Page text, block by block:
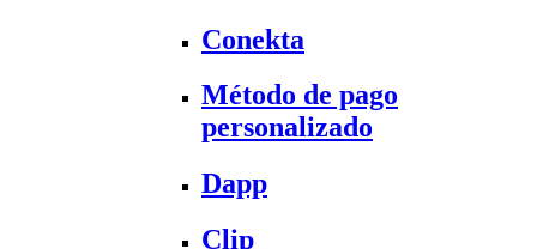
Conekta
Método de pago
personalizado
Dapp
Clip